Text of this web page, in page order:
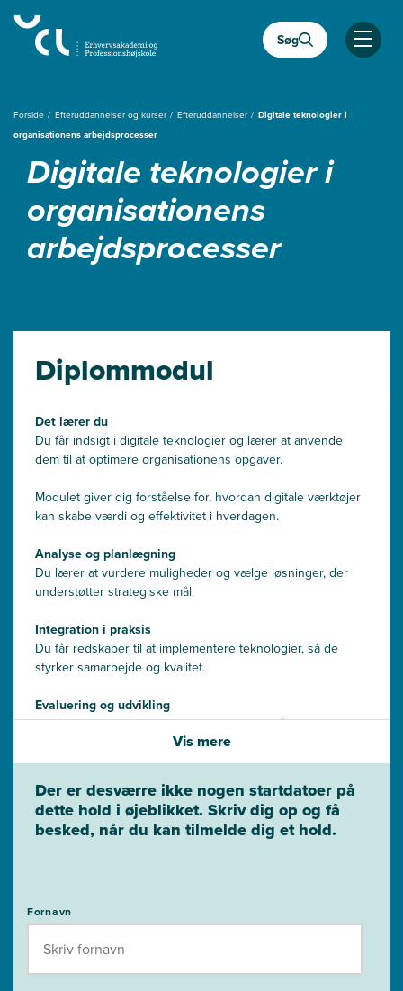
hovedindhold
Søg
Åben
Forside Efteruddannelser og kurser Efteruddannelser
Digitale teknologier i
organisationens arbejdsprocesser
Digitale teknologier i
organisationens
arbejdsprocesser
Diplommodul
Det lærer du
Du får indsigt i digitale teknologier og lærer at anvende
dem til at optimere organisationens opgaver.
Modulet giver dig forståelse for, hvordan digitale værktøjer
kan skabe værdi og effektivitet i hverdagen.
Analyse og planlægning
Du lærer at vurdere muligheder og vælge løsninger, der
understøtter strategiske mål.
Integration i praksis
Du får redskaber til at implementere teknologier, så de
styrker samarbejde og kvalitet.
Evaluering og udvikling
Du lærer at følge op og justere processer, så gevinster
Vis mere
Der er desværre ikke nogen startdatoer på
dette hold i øjeblikket. Skriv dig op og få
besked, når du kan tilmelde dig et hold.
Fornavn